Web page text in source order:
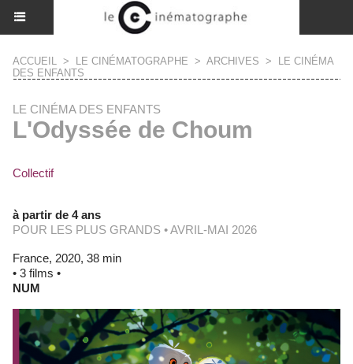
ACCUEIL > LE CINÉMATOGRAPHE > ARCHIVES >
LE CINÉMA
DES ENFANTS
LE CINÉMA DES ENFANTS
L'Odyssée de Choum
Collectif
à partir de 4 ans
POUR LES PLUS GRANDS • AVRIL-MAI 2026
France, 2020, 38 min
• 3 films •
NUM